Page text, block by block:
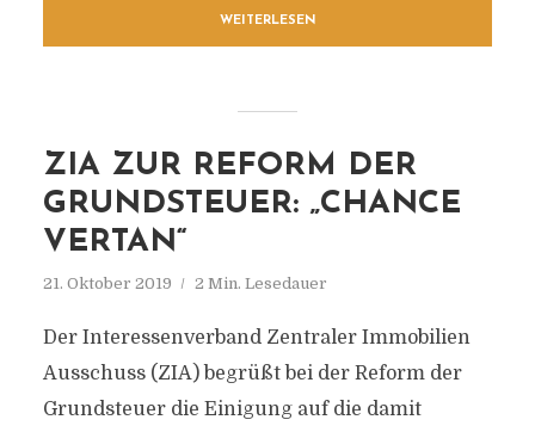
WEITERLESEN
ZIA ZUR REFORM DER
GRUNDSTEUER: „CHANCE
VERTAN“
21. Oktober 2019 2 Min. Lesedauer
Der Interessenverband Zentraler Immobilien
Ausschuss (ZIA) begrüßt bei der Reform der
Grundsteuer die Einigung auf die damit